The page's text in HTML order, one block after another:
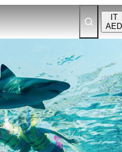
IT
AED